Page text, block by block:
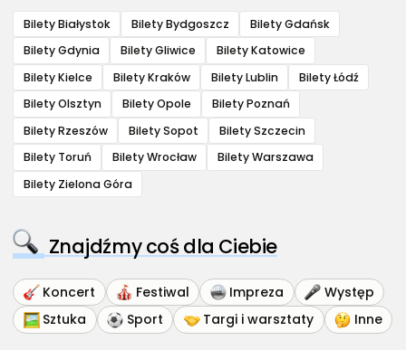
Bilety Białystok Bilety Bydgoszcz
Bilety Gdańsk
Bilety Gdynia
Bilety Gliwice
Bilety Katowice
Bilety Kielce
Bilety Kraków Bilety Lublin
Bilety Łódź
Bilety Olsztyn
Bilety Opole
Bilety Poznań
Bilety Rzeszów
Bilety Sopot
Bilety Szczecin
Bilety Toruń
Bilety Wrocław
Bilety Warszawa
Bilety Zielona Góra
Znajdźmy coś dla Ciebie
Koncert Festiwal Impreza
Występ
Sztuka
Sport Targi i warsztaty Inne